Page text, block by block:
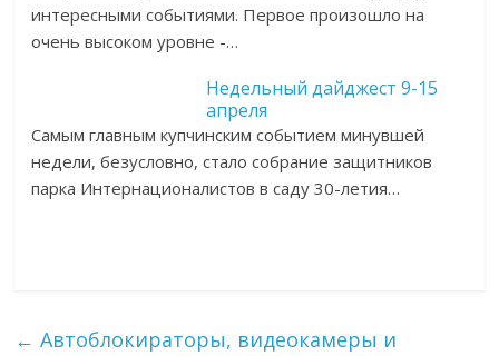
интересными событиями. Первое произошло на
очень высоком уровне -…
Недельный дайджест 9-15
апреля
Самым главным купчинским событием минувшей
недели, безусловно, стало собрание защитников
парка Интернационалистов в саду 30-летия…
← Автоблокираторы, видеокамеры и